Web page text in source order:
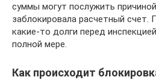
суммы могут послужить
заблокировала расчетный счет.
какие-то долги перед
полной мере.
Как происходит